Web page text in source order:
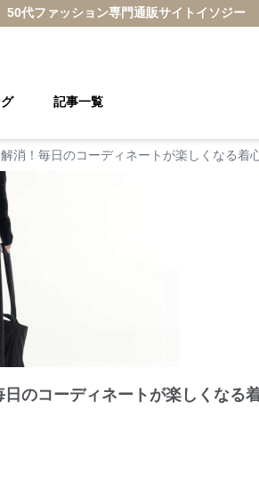
50代ファッション専門通販サイト イソジー
記事一覧
消！毎日のコーディネートが楽しくなる着
のコーディネートが楽しくなる